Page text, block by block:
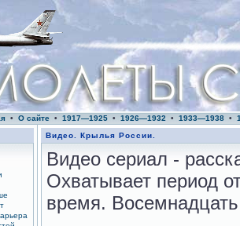
• О сайте • 1917—1925 • 1926—1932 • 1933—1938 •
Видео. Крылья России.
Видео сериал -
Охватывает период
время.